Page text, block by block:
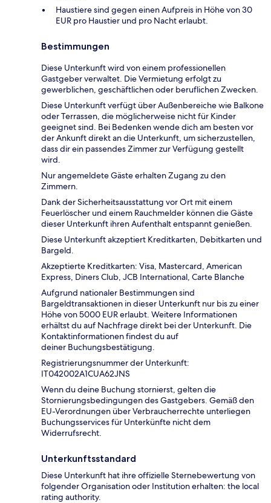
Haustiere sind gegen einen Aufpreis in Höhe von 30
EUR pro Haustier und pro Nacht erlaubt.
Bestimmungen
Diese Unterkunft wird von einem professionellen
Gastgeber verwaltet. Die Vermietung erfolgt zu
gewerblichen, geschäftlichen oder beruflichen Zwecken.
Diese Unterkunft verfügt über Außenbereiche wie Balkone
oder Terrassen, die möglicherweise nicht für Kinder
geeignet sind. Bei Bedenken wende dich am besten vor
der Ankunft direkt an die Unterkunft, um sicherzustellen,
dass dir ein passendes Zimmer zur Verfügung gestellt
wird.
Nur angemeldete Gäste erhalten Zugang zu den
Zimmern.
Dank der Sicherheitsausstattung vor Ort mit einem
Feuerlöscher und einem Rauchmelder können die Gäste
dieser Unterkunft ihren Aufenthalt entspannt genießen.
Diese Unterkunft akzeptiert Kreditkarten, Debitkarten und
Bargeld.
Akzeptierte Kreditkarten: Visa, Mastercard, American
Express, Diners Club, JCB International, Carte Blanche
Aufgrund nationaler Bestimmungen sind
Bargeldtransaktionen in dieser Unterkunft nur bis zu einer
Höhe von 5000 EUR erlaubt. Weitere Informationen
erhältst du auf Nachfrage direkt bei der Unterkunft. Die
Kontaktinformationen findest du auf
deiner Buchungsbestätigung.
Registrierungsnummer der Unterkunft:
IT042002A1CUA62JNS
Wenn du deine Buchung stornierst, gelten die
Stornierungsbedingungen des Gastgebers. Gemäß den
EU-Verordnungen über Verbraucherrechte unterliegen
Buchungsservices für Unterkünfte nicht dem
Widerrufsrecht.
Unterkunftsstandard
Diese Unterkunft hat ihre offizielle Sternebewertung von
folgender Organisation oder Institution erhalten: the local
rating authority.